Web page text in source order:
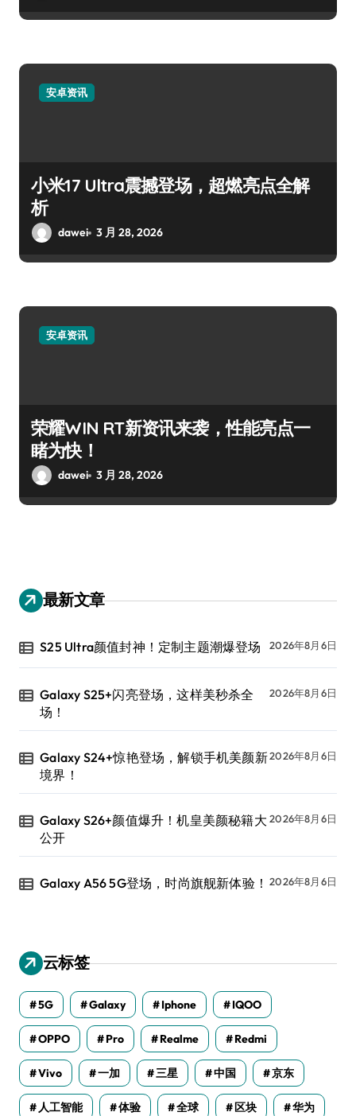
安卓资讯
小米17 Ultra震撼登场，超燃亮点全解
析
dawei 3 月 28, 2026
安卓资讯
荣耀WIN RT新资讯来袭，性能亮点一
睹为快！
dawei 3 月 28, 2026
最新文章
S25 Ultra颜值封神！定制主题潮爆登场 2026年8月6日
Galaxy S25+闪亮登场，这样美秒杀全
场！
2026年8月6日
Galaxy S24+惊艳登场，解锁手机美颜新
境界！
2026年8月6日
Galaxy S26+颜值爆升！机皇美颜秘籍大
公开
2026年8月6日
Galaxy A56 5G登场，时尚旗舰新体验！ 2026年8月6日
云标签
5G Galaxy Iphone IQOO
OPPO Pro Realme Redmi
Vivo 一加 三星 中国 京东
人工智能 体验 全球 区块 华为